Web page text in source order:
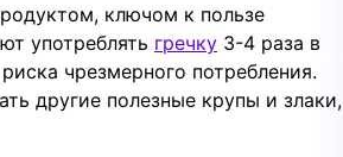
ключом к пользе
употреблять гречку 3-4 раза в
чрезмерного потребления.
другие полезные крупы и злаки,